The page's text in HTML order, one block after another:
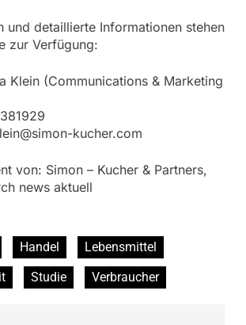
und detaillierte Informationen stehen
zur Verfügung:
Klein (Communications & Marketing
kucher.com
von: Simon – Kucher & Partners,
news aktuell
Handel
Lebensmittel
Studie Verbraucher